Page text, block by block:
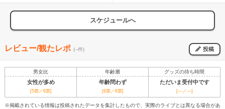
スケジュールへ
レビュー/観たレポ (--件) 投稿
男女比 年齢層 グッズの待ち時間
女性が多め 年齢問わず ただいま受付中です
[5票／6票] [6票／6票] [---／---]
※掲載されている情報は投稿されたデータを集計したもので、実際のライブとは異なる場合があ